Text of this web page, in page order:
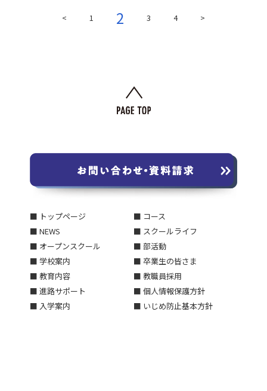
< 1 2 3 4 >
■ トップページ
■ NEWS
■ オープンスクール
■ 学校案内
■ 教育内容
■ 進路サポート
■ 入学案内
■ コース
■ スクールライフ
■ 部活動
■ 卒業生の皆さま
■ 教職員採用
■ 個人情報保護方針
■ いじめ防止基本方針